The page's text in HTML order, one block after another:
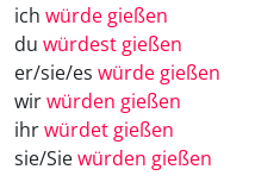
ich würde gießen
du würdest gießen
er/sie/es würde gießen
wirwürden gießen
ihrwürdet gießen
sie/Siewürden gießen